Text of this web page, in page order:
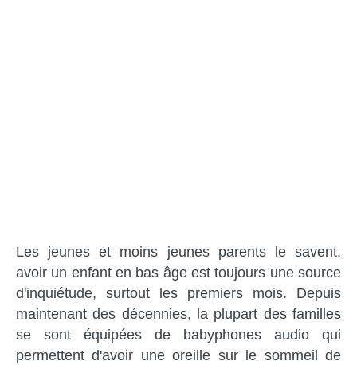
Les jeunes et moins jeunes parents le savent,
avoir un enfant en bas âge est toujours une source
d'inquiétude, surtout les premiers mois. Depuis
maintenant des décennies, la plupart des familles
se sont équipées de babyphones audio qui
permettent d'avoir une oreille sur le sommeil de